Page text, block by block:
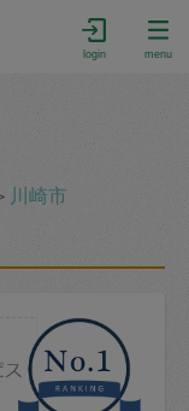
login menu
川崎市